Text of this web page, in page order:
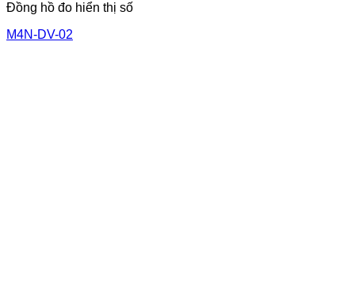
Đồng hồ đo hiển thị số
M4N-DV-02